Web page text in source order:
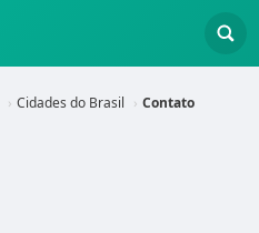
Cidades do Brasil Contato